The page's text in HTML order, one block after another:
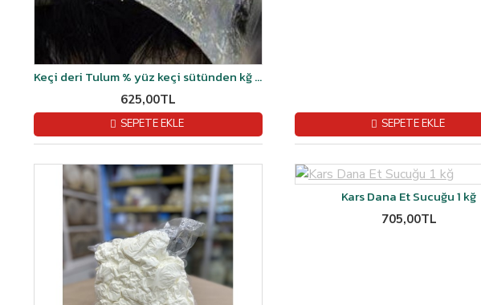
Keçi deri Tulum % yüz keçi sütünden kğ fiyatı
625,00TL
SEPETE EKLE SEPETE EKLE
Kars Dana Et Sucuğu 1 kğ
705,00TL